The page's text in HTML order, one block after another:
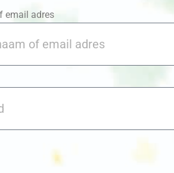
email adres